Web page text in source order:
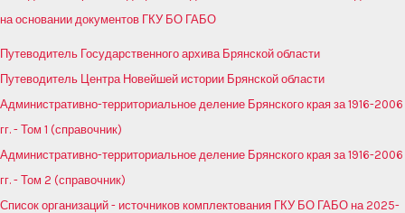
на основании документов ГКУ БО ГАБО
Путеводитель Государственного архива Брянской области
Путеводитель Центра Новейшей истории Брянской области
Административно-территориальное деление Брянского края за 1916-2006
гг. - Том 1 (справочник)
Административно-территориальное деление Брянского края за 1916-2006
гг. - Том 2 (справочник)
Список организаций - источников комплектования ГКУ БО ГАБО на 2025-